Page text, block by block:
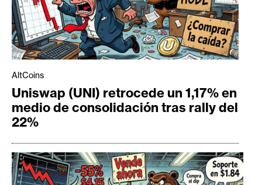
AltCoins
Uniswap (UNI) retrocede un 1,17% en
medio de consolidación tras rally del
22%